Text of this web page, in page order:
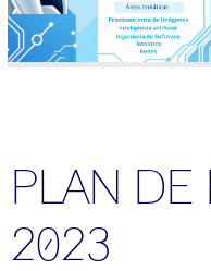
PLAN DE
2023